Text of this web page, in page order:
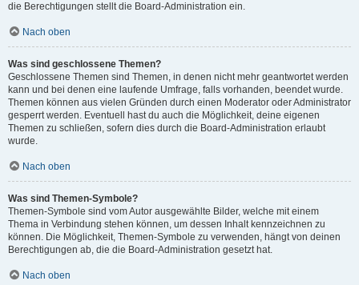
die Berechtigungen stellt die Board-Administration ein.
Nach oben
Was sind geschlossene Themen?
Geschlossene Themen sind Themen, in denen nicht mehr geantwortet werden
kann und bei denen eine laufende Umfrage, falls vorhanden, beendet wurde.
Themen können aus vielen Gründen durch einen Moderator oder Administrator
gesperrt werden. Eventuell hast du auch die Möglichkeit, deine eigenen
Themen zu schließen, sofern dies durch die Board-Administration erlaubt
wurde.
Nach oben
Was sind Themen-Symbole?
Themen-Symbole sind vom Autor ausgewählte Bilder, welche mit einem
Thema in Verbindung stehen können, um dessen Inhalt kennzeichnen zu
können. Die Möglichkeit, Themen-Symbole zu verwenden, hängt von deinen
Berechtigungen ab, die die Board-Administration gesetzt hat.
Nach oben